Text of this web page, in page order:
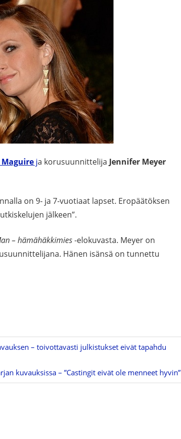
Maguire ja korusuunnittelija Jennifer Meyer
on 9- ja 7-vuotiaat lapset. Eropäätöksen
jälkeen”.
– hämähäkkimies-elokuvasta. Meyer on
Hänen isänsä on tunnettu
– toivottavasti julkistukset eivät tapahdu
kuvauksissa – ”Castingit eivät ole menneet hyvin”